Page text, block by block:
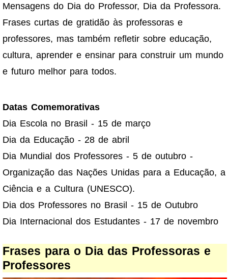
Mensagens do Dia do Professor, Dia da Professora.
Frases curtas de gratidão às professoras e
professores, mas também refletir sobre educação,
cultura, aprender e ensinar para construir um mundo
e futuro melhor para todos.
Datas Comemorativas
Dia Escola no Brasil - 15 de março
Dia da Educação - 28 de abril
Dia Mundial dos Professores - 5 de outubro -
Organização das Nações Unidas para a Educação, a
Ciência e a Cultura (UNESCO).
Dia dos Professores no Brasil - 15 de Outubro
Dia Internacional dos Estudantes - 17 de novembro
Frases para o Dia das Professoras e
Professores